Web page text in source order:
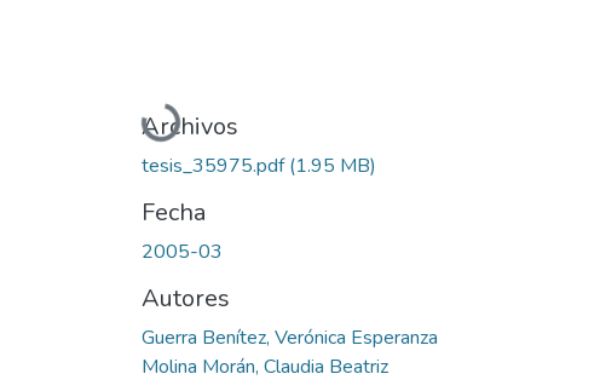
Cargando...
Archivos
tesis_35975.pdf(1.95 MB)
Fecha
2005-03
Autores
Guerra Benítez, Verónica Esperanza
Molina Morán, Claudia Beatriz